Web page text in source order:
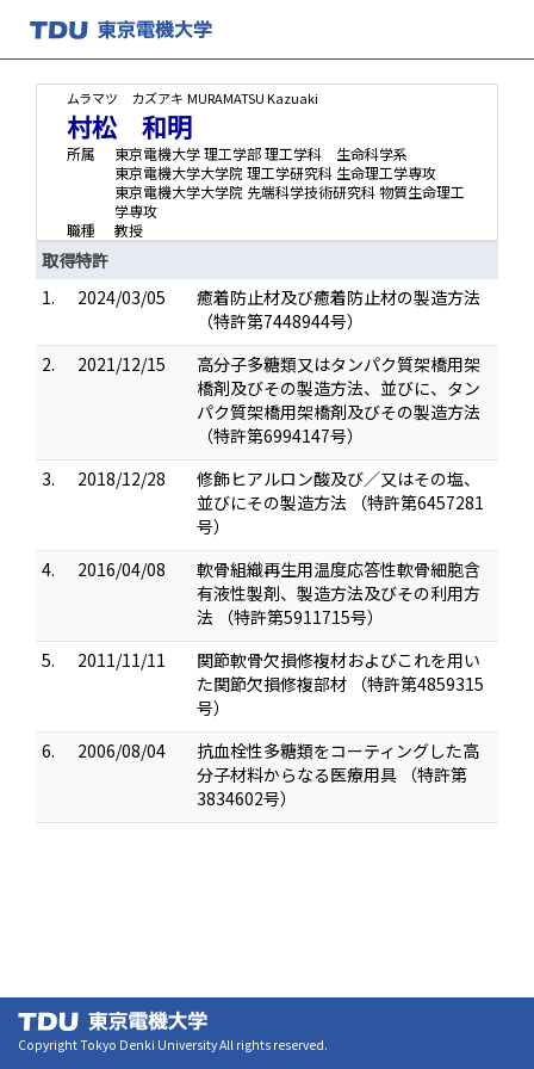
ムラマツ カズアキ MURAMATSU Kazuaki
村松 和明
所属
東京電機大学 理工学部 理工学科 生命科学系
東京電機大学大学院 理工学研究科 生命理工学専攻
東京電機大学大学院 先端科学技術研究科 物質生命理工
学専攻
職種
教授
取得特許
1.
2024/03/05
癒着防止材及び癒着防止材の製造方法
（特許第7448944号）
2.
2021/12/15
高分子多糖類又はタンパク質架橋用架
橋剤及びその製造方法、並びに、タン
パク質架橋用架橋剤及びその製造方法
（特許第6994147号）
3.
2018/12/28
修飾ヒアルロン酸及び／又はその塩、
並びにその製造方法 （特許第6457281
号）
4.
2016/04/08
軟骨組織再生用温度応答性軟骨細胞含
有液性製剤、製造方法及びその利用方
法 （特許第5911715号）
5.
2011/11/11
関節軟骨欠損修複材およびこれを用い
た関節欠損修複部材 （特許第4859315
号）
6.
2006/08/04
抗血栓性多糖類をコーティングした高
分子材料からなる医療用具 （特許第
3834602号）
Copyright Tokyo Denki University All rights reserved.